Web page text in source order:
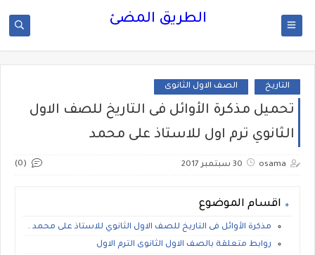
الطريق المضئ
التاريخ الصف الاول الثانوى
تحميل مذكرة الأوائل فى التاريخ للصف الاول
الثانوي ترم اول للاستاذ على محمد
osama 30 سبتمبر 2017 (0)
اقسام الموضوع
مذكرة الأوائل فى التاريخ للصف الاول الثانوي للاستاذ على محمد .
روابط متعلقة بالصف الاول الثانوى الترم الاول